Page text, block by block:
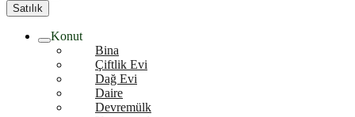
Satılık
Konut
Bina
Çiftlik Evi
Dağ Evi
Daire
Devremülk